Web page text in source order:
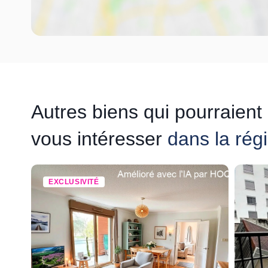
Autres biens qui pourraient
vous intéresser dans la
EXCLUSIVITÉ